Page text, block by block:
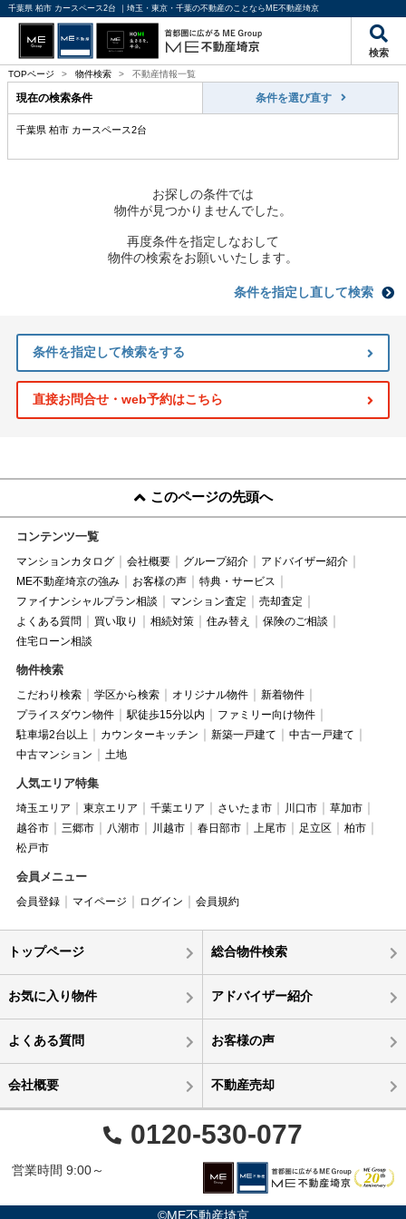
千葉県 柏市 カースペース2台 ｜埼玉・東京・千葉の不動産のことならME不動産埼京
検索
TOPページ > 物件検索 > 不動産情報一覧
現在の検索条件 条件を選び直す
千葉県 柏市 カースペース2台
お探しの条件では
物件が見つかりませんでした。
再度条件を指定しなおして
物件の検索をお願いいたします。
条件を指定し直して検索
条件を指定して検索をする
直接お問合せ・web予約はこちら
このページの先頭へ
コンテンツ一覧
マンションカタログ 会社概要 グループ紹介
アドバイザー紹介
ME不動産埼京の強み
お客様の声
特典・サービス
ファイナンシャルプラン相談
マンション査定
売却査定
よくある質問
買い取り 相続対策 住み替え
保険のご相談
住宅ローン相談
物件検索
こだわり検索 学区から検索 オリジナル物件
新着物件
プライスダウン物件
駅徒歩15分以内
ファミリー向け物件
駐車場2台以上
カウンターキッチン 新築一戸建て
中古一戸建て
中古マンション
土地
人気エリア特集
埼玉エリア 東京エリア 千葉エリア さいたま市 川口市
草加市
越谷市
三郷市 八潮市 川越市 春日部市 上尾市 足立区
柏市
松戸市
会員メニュー
会員登録 マイページ ログイン 会員規約
トップページ 総合物件検索
お気に入り物件 アドバイザー紹介
よくある質問 お客様の声
会社概要 不動産売却
0120-530-077
営業時間 9:00～
©ME不動産埼京